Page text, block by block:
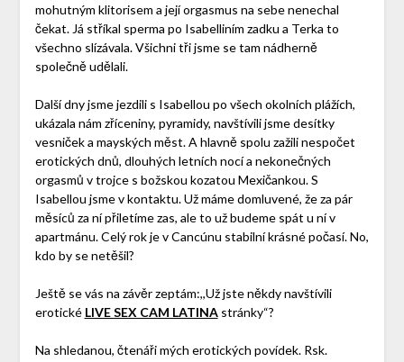
mohutným klitorisem a její orgasmus na sebe nenechal
čekat. Já stříkal sperma po Isabelliním zadku a Terka to
všechno slízávala. Všichni tři jsme se tam nádherně
společně udělali.
Další dny jsme jezdili s Isabellou po všech okolních plážích,
ukázala nám zříceniny, pyramidy, navštívili jsme desítky
vesniček a mayských měst. A hlavně spolu zažili nespočet
erotických dnů, dlouhých letních nocí a nekonečných
orgasmů v trojce s božskou kozatou Mexičankou. S
Isabellou jsme v kontaktu. Už máme domluvené, že za pár
měsíců za ní přiletíme zas, ale to už budeme spát u ní v
apartmánu. Celý rok je v Cancúnu stabilní krásné počasí. No,
kdo by se netěšil?
Ještě se vás na závěr zeptám:,,Už jste někdy navštívili
erotické LIVE SEX CAM LATINAstránky“?
Na shledanou, čtenáři mých erotických povídek. Rsk.